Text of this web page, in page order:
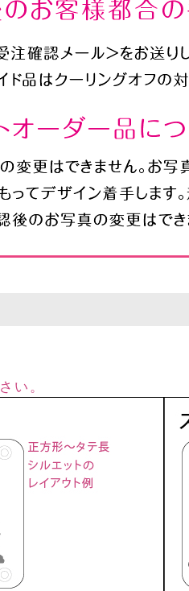
側面磨き または レーザーカット
い。